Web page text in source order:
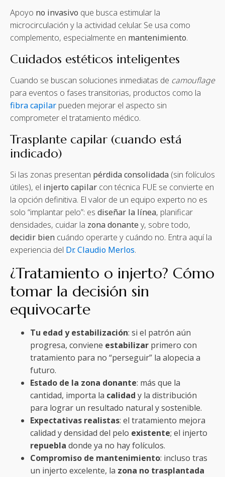
Apoyo no invasivo que busca estimular la
microcirculación y la actividad celular. Se usa como
complemento, especialmente en mantenimiento.
Cuidados estéticos inteligentes
Cuando se buscan soluciones inmediatas de camouflage
para eventos o fases transitorias, productos como la
fibra capilar pueden mejorar el aspecto sin
comprometer el tratamiento médico.
Trasplante capilar (cuando está
indicado)
Si las zonas presentan pérdida consolidada (sin folículos
útiles), el injerto capilar con técnica FUE se convierte en
la opción definitiva. El valor de un equipo experto no es
solo “implantar pelo”: es diseñar la línea, planificar
densidades, cuidar la zona donante y, sobre todo,
decidir bien cuándo operarte y cuándo no. Entra aquí la
experiencia del Dr. Claudio Merlos.
¿Tratamiento o injerto? Cómo
tomar la decisión sin
equivocarte
Tu edad y estabilización: si el patrón aún
progresa, conviene estabilizar primero con
tratamiento para no “perseguir” la alopecia a
futuro.
Estado de la zona donante: más que la
cantidad, importa la calidad y la distribución
para lograr un resultado natural y sostenible.
Expectativas realistas: el tratamiento mejora
calidad y densidad del pelo existente; el injerto
repuebla donde ya no hay folículos.
Compromiso de mantenimiento: incluso tras
un injerto excelente, la zona no trasplantada